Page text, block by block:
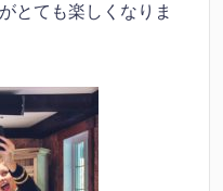
とても楽しくなりま